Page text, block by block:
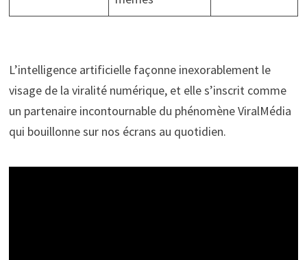
L’intelligence artificielle façonne inexorablement le
visage de la viralité numérique, et elle s’inscrit comme
un partenaire incontournable du phénomène ViralMédia
qui bouillonne sur nos écrans au quotidien.